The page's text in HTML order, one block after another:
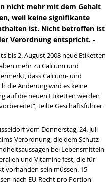
nicht mehr mit dem Gehalt
weil keine signifikante
ist. Nicht betroffen ist
Verordnung entspricht. -
bis 2. August 2008 neue Etiketten
mehr zu Calcium und
dass Calcium- und
die Änderung wird es keine
auf die neuen Etiketten werden
teilte Geschäftsführer
vom Donnerstag, 24. Juli
Verordnung, die dem Schutz
bei Lebensmitteln
und Vitamine fest, die für
vorhanden sein müssen. 15
nach EU-Recht pro Portion